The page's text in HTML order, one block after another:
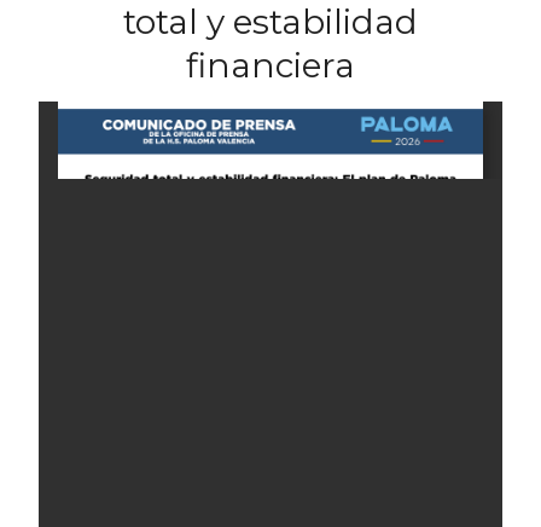
total y estabilidad
financiera